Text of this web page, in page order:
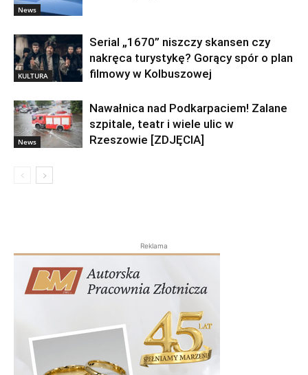
News
KULTURA
Serial „1670” niszczy skansen czy
nakręca turystykę? Gorący spór o plan
filmowy w Kolbuszowej
News
Nawałnica nad Podkarpaciem! Zalane
szpitale, teatr i wiele ulic w
Rzeszowie [ZDJĘCIA]
Reklama